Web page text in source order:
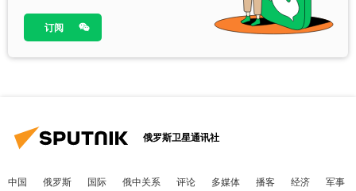
订阅
俄罗斯卫星通讯社
中国 俄罗斯 国际 俄中关系 评论 多媒体 播客 经济 军事